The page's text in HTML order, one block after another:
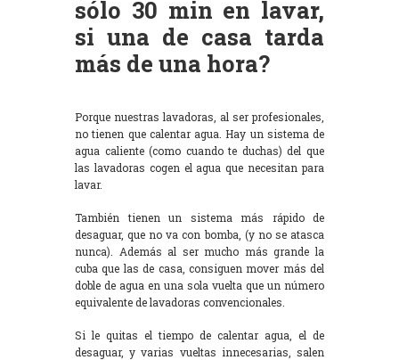
sólo 30 min en lavar,
si una de casa tarda
más de una hora?
Porque nuestras lavadoras, al ser profesionales,
no tienen que calentar agua. Hay un sistema de
agua caliente (como cuando te duchas) del que
las lavadoras cogen el agua que necesitan para
lavar.
También tienen un sistema más rápido de
desaguar, que no va con bomba, (y no se atasca
nunca). Además al ser mucho más grande la
cuba que las de casa, consiguen mover más del
doble de agua en una sola vuelta que un número
equivalente de lavadoras convencionales.
Si le quitas el tiempo de calentar agua, el de
desaguar, y varias vueltas innecesarias, salen